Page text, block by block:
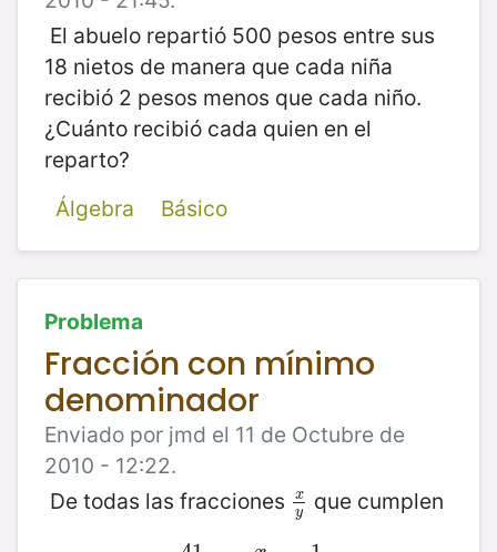
El abuelo repartió 500 pesos entre sus
18 nietos de manera que cada niña
recibió 2 pesos menos que cada niño.
¿Cuánto recibió cada quien en el
reparto?
Álgebra
Básico
Problema
Fracción con mínimo
denominador
Enviado por jmd el 11 de Octubre de
2010 - 12:22.
De todas las fracciones
x
y
xy que cumplen